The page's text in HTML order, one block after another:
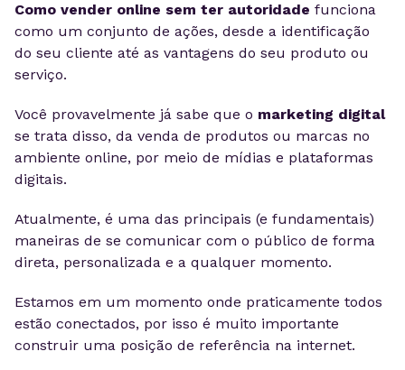
Como vender online sem ter autoridade funciona
como um conjunto de ações, desde a identificação
do seu cliente até as vantagens do seu produto ou
serviço.
Você provavelmente já sabe que o marketing digital
se trata disso, da venda de produtos ou marcas no
ambiente online, por meio de mídias e plataformas
digitais.
Atualmente, é uma das principais (e fundamentais)
maneiras de se comunicar com o público de forma
direta, personalizada e a qualquer momento.
Estamos em um momento onde praticamente todos
estão conectados, por isso é muito importante
construir uma posição de referência na internet.